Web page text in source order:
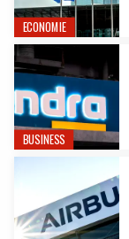
ECONOMIE
BUSINESS